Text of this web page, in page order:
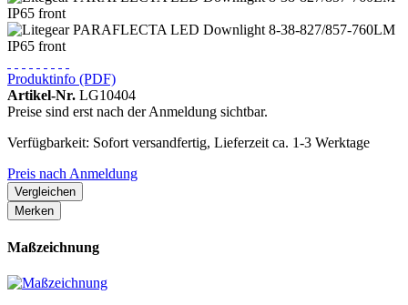
Produktinfo (PDF)
Artikel-Nr. LG10404
Preise sind erst nach der Anmeldung sichtbar.
Verfügbarkeit: Sofort versandfertig, Lieferzeit ca. 1-3 Werktage
Preis nach Anmeldung
Vergleichen
Merken
Maßzeichnung